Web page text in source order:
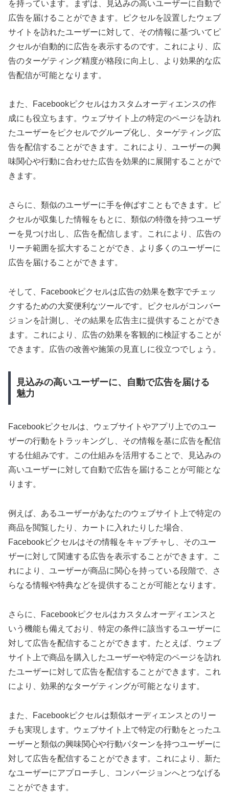
を持っています。まずは、見込みの高いユーザーに自動で
広告を届けることができます。ピクセルを設置したウェブ
サイトを訪れたユーザーに対して、その情報に基づいてピ
クセルが自動的に広告を表示するのです。これにより、広
告のターゲティング精度が格段に向上し、より効果的な広
告配信が可能となります。
また、Facebookピクセルはカスタムオーディエンスの作
成にも役立ちます。ウェブサイト上の特定のページを訪れ
たユーザーをピクセルでグループ化し、ターゲティング広
告を配信することができます。これにより、ユーザーの興
味関心や行動に合わせた広告を効果的に展開することがで
きます。
さらに、類似のユーザーに手を伸ばすこともできます。ピ
クセルが収集した情報をもとに、類似の特徴を持つユーザ
ーを見つけ出し、広告を配信します。これにより、広告の
リーチ範囲を拡大することができ、より多くのユーザーに
広告を届けることができます。
そして、Facebookピクセルは広告の効果を数字でチェッ
クするための大変便利なツールです。ピクセルがコンバー
ジョンを計測し、その結果を広告主に提供することができ
ます。これにより、広告の効果を客観的に検証することが
できます。広告の改善や施策の見直しに役立つでしょう。
見込みの高いユーザーに、自動で広告を届ける
魅力
Facebookピクセルは、ウェブサイトやアプリ上でのユー
ザーの行動をトラッキングし、その情報を基に広告を配信
する仕組みです。この仕組みを活用することで、見込みの
高いユーザーに対して自動で広告を届けることが可能とな
ります。
例えば、あるユーザーがあなたのウェブサイト上で特定の
商品を閲覧したり、カートに入れたりした場合、
Facebookピクセルはその情報をキャプチャし、そのユー
ザーに対して関連する広告を表示することができます。こ
れにより、ユーザーが商品に関心を持っている段階で、さ
らなる情報や特典などを提供することが可能となります。
さらに、Facebookピクセルはカスタムオーディエンスと
いう機能も備えており、特定の条件に該当するユーザーに
対して広告を配信することができます。たとえば、ウェブ
サイト上で商品を購入したユーザーや特定のページを訪れ
たユーザーに対して広告を配信することができます。これ
により、効果的なターゲティングが可能となります。
また、Facebookピクセルは類似オーディエンスとのリー
チも実現します。ウェブサイト上で特定の行動をとったユ
ーザーと類似の興味関心や行動パターンを持つユーザーに
対して広告を配信することができます。これにより、新た
なユーザーにアプローチし、コンバージョンへとつなげる
ことができます。